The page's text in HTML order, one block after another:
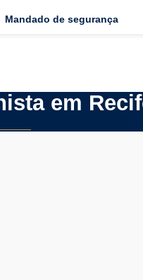
Mandado de segurança
em